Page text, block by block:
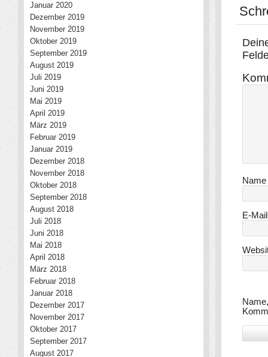
Name
E-
Januar 2020
Dezember 2019
November 2019
Oktober 2019
September 2019
August 2019
Juli 2019
Juni 2019
Mai 2019
April 2019
März 2019
Februar 2019
Januar 2019
Dezember 2018
November 2018
Oktober 2018
September 2018
August 2018
Juli 2018
Juni 2018
Mai 2018
April 2018
März 2018
Februar 2018
Januar 2018
Dezember 2017
November 2017
Oktober 2017
September 2017
August 2017